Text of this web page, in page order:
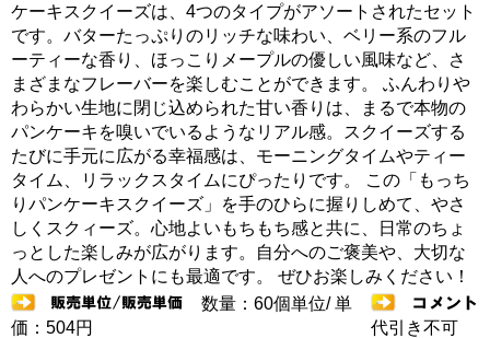
ケーキスクイーズは、4つのタイプがアソートされたセット
です。バターたっぷりのリッチな味わい、ベリー系のフル
ーティーな香り、ほっこりメープルの優しい風味など、さ
まざまなフレーバーを楽しむことができます。 ふんわりや
わらかい生地に閉じ込められた甘い香りは、まるで本物の
パンケーキを嗅いでいるようなリアル感。スクイーズする
たびに手元に広がる幸福感は、モーニングタイムやティー
タイム、リラックスタイムにぴったりです。 この「もっち
りパンケーキスクイーズ」を手のひらに握りしめて、やさ
しくスクィーズ。心地よいもちもち感と共に、日常のちょ
っとした楽しみが広がります。自分へのご褒美や、大切な
人へのプレゼントにも最適です。 ぜひお楽しみください！
数量：60個単位/ 単
価：504円
代引き不可